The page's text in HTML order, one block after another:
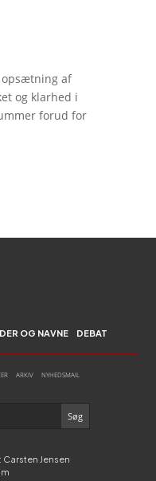
opsætning af
og klarhed i
forud for
OG NAVNE DEBAT
ARKIV NYHEDSMAIL
Jensen